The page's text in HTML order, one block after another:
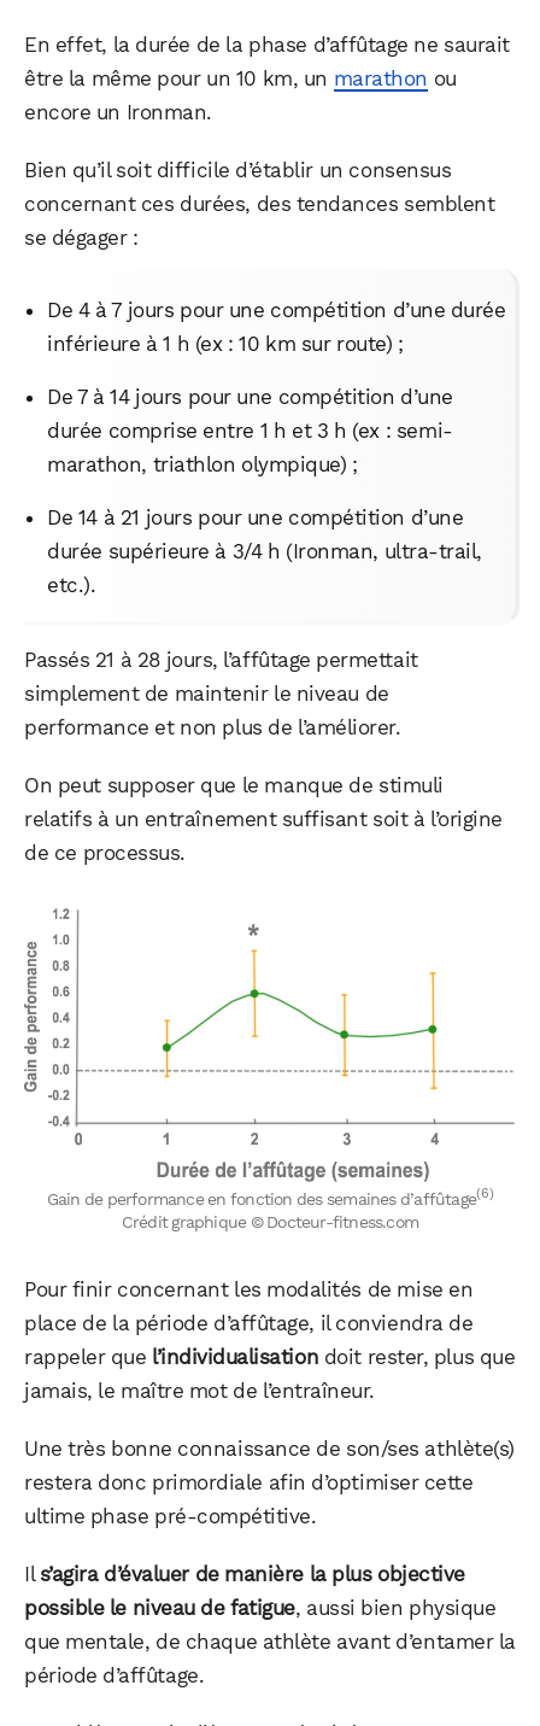
En effet, la durée de la phase d’affûtage ne saurait
être la même pour un 10 km, un marathon ou
encore un Ironman.
Bien qu’il soit difficile d’établir un consensus
concernant ces durées, des tendances semblent
se dégager :
De 4 à 7 jours pour une compétition d’une durée
inférieure à 1 h (ex : 10 km sur route) ;
De 7 à 14 jours pour une compétition d’une
durée comprise entre 1 h et 3 h (ex : semi-
marathon, triathlon olympique) ;
De 14 à 21 jours pour une compétition d’une
durée supérieure à 3/4 h (Ironman, ultra-trail,
etc.).
Passés 21 à 28 jours, l’affûtage permettait
simplement de maintenir le niveau de
performance et non plus de l’améliorer.
On peut supposer que le manque de stimuli
relatifs à un entraînement suffisant soit à l’origine
de ce processus.
Gain de performance en fonction des semaines d’affûtage(6)
Crédit graphique © Docteur-fitness.com
Pour finir concernant les modalités de mise en
place de la période d’affûtage, il conviendra de
rappeler que l’individualisation doit rester, plus que
jamais, le maître mot de l’entraîneur.
Une très bonne connaissance de son/ses athlète(s)
restera donc primordiale afin d’optimiser cette
ultime phase pré-compétitive.
Ils’agira d’évaluer de manière la plus objective
possible le niveau de fatigue, aussi bien physique
que mentale, de chaque athlète avant d’entamer la
période d’affûtage.